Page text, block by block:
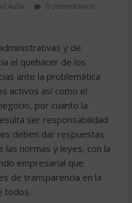
Aular
0 comentarios
y de
el quehacer de los
ante la problemática
activos así como el
por cuanto la
ser responsabilidad
deben dar respuestas
las normas y leyes, con la
empresarial que
de transparencia en la
todos.